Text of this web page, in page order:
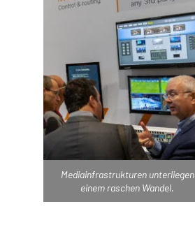
Mediainfrastrukturen unterliegen
einem raschen Wandel.